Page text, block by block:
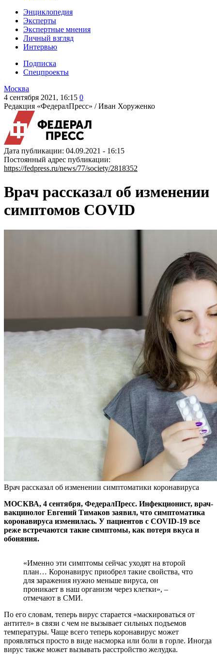
Энциклопедия
Эксперты
Экспертные мнения
Личный взгляд
Интервью
Подписка
Спецпроекты
Москва
4 сентября 2021, 16:15 0
Редакция «ФедералПресс» /Иван Хоруженко
Дата публикации: 04.09.2021 - 16:15
Постоянный адрес публикации:
https://fedpress.ru/news/77/society/2818352
Врач рассказал об изменении
симптомов COVID
Врач рассказал об изменении симптоматики коронавируса
МОСКВА, 4 сентября, ФедералПресс. Инфекционист, врач-
вакцинолог Евгений Тимаков заявил, что симптоматика
коронавируса изменилась. У пациентов с COVID-19 все
реже встречаются такие симптомы, как потеря вкуса и
обоняния.
«Именно эти симптомы сейчас уходят на второй
план… Коронавирус приобрел такие свойства, что
для заражения нужно меньше вируса, он
проникает в наш организм через клетки», –
отмечают в СМИ.
По его словам, теперь вирус старается «маскироваться от
антител» в связи с чем не вызывает сильных подъемов
температуры. Чаще всего теперь коронавирус может
проявляться просто в виде насморка или боли в горле. Иногда
вирус также может вызывать расстройство желудка.